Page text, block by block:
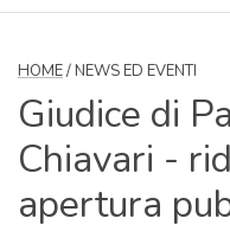
HOME/ NEWS ED EVENTI
Giudice di
Chiavari -
apertura